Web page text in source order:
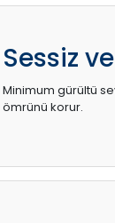
Sessiz
Minimum gürültü
ömrünü korur.